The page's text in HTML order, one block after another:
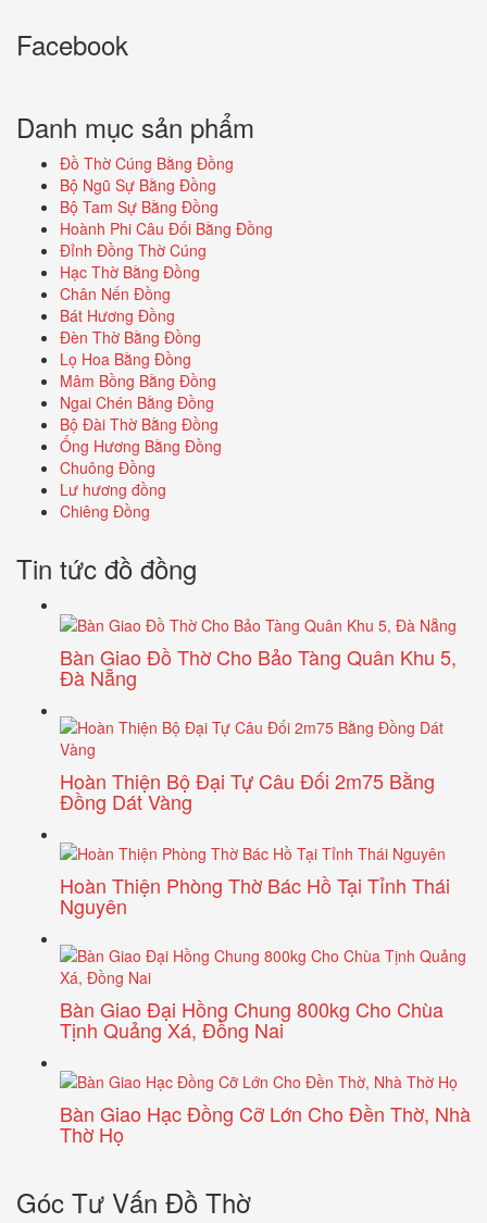
Facebook
Danh mục sản phẩm
Đồ Thờ Cúng Bằng Đồng
Bộ Ngũ Sự Bằng Đồng
Bộ Tam Sự Bằng Đồng
Hoành Phi Câu Đối Bằng Đồng
Đỉnh Đồng Thờ Cúng
Hạc Thờ Bằng Đồng
Chân Nến Đồng
Bát Hương Đồng
Đèn Thờ Bằng Đồng
Lọ Hoa Bằng Đồng
Mâm Bồng Bằng Đồng
Ngai Chén Bằng Đồng
Bộ Đài Thờ Bằng Đồng
Ống Hương Bằng Đồng
Chuông Đồng
Lư hương đồng
Chiêng Đồng
Tin tức đồ đồng
Bàn Giao Đồ Thờ Cho Bảo Tàng Quân Khu 5,
Đà Nẵng
Hoàn Thiện Bộ Đại Tự Câu Đối 2m75 Bằng
Đồng Dát Vàng
Hoàn Thiện Phòng Thờ Bác Hồ Tại Tỉnh Thái
Nguyên
Bàn Giao Đại Hồng Chung 800kg Cho Chùa
Tịnh Quảng Xá, Đồng Nai
Bàn Giao Hạc Đồng Cỡ Lớn Cho Đền Thờ, Nhà
Thờ Họ
Góc Tư Vấn Đồ Thờ